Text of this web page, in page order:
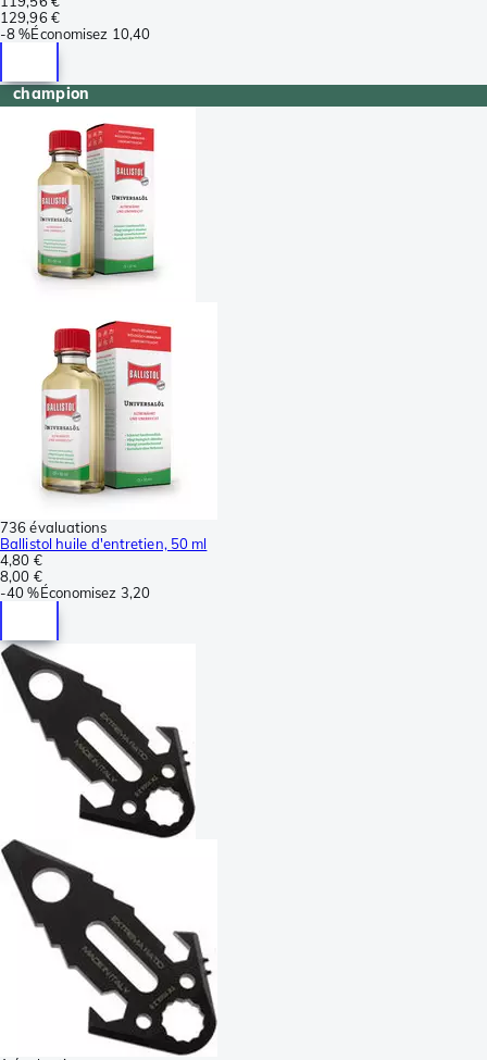
129,96 €
-8 %Économisez 10,40
champion
736 évaluations
Ballistol huile d'entretien, 50 ml
4,80 €
8,00 €
-40 %Économisez 3,20